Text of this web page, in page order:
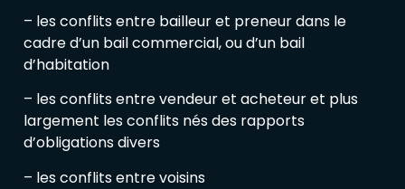
– les conflits entre bailleur et preneur dans le
cadre d’un bail commercial, ou d’un bail
d’habitation
– les conflits entre vendeur et acheteur et plus
largement les conflits nés des rapports
d’obligations divers
– les conflits entre voisins